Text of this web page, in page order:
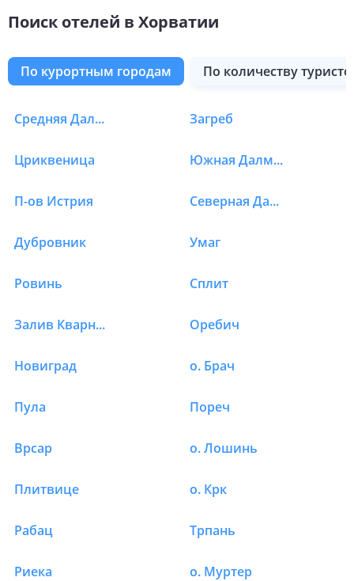
Поиск отелей в Хорватии
по курортным городам по количеству
Отели в Хорватии в
Средняя Далмация Загреб
Цриквеница Южная Далмация
П-ов Истрия Северная Далмация
Дубровник Умаг
Ровинь Сплит
Залив Кварнер Оребич
Новиград о. Брач
Пула Пореч
Врсар о. Лошинь
Плитвице о. Крк
Рабац Трпань
Риека о. Муртер